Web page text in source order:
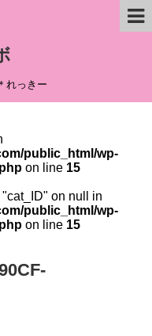
れっきー
public_html/wp-
on line 15
"cat_ID" on null in
public_html/wp-
on line 15